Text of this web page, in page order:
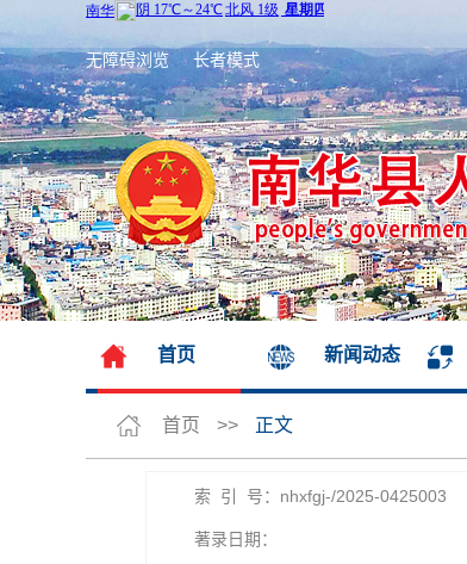
无障碍浏览 长者模式
首页 新闻动态
首页 >> 正文
索 引 号：nhxfgj-/2025-0425003
著录日期：